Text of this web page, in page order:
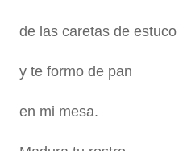
de las caretas de estuco
y te formo de pan
en mi mesa.